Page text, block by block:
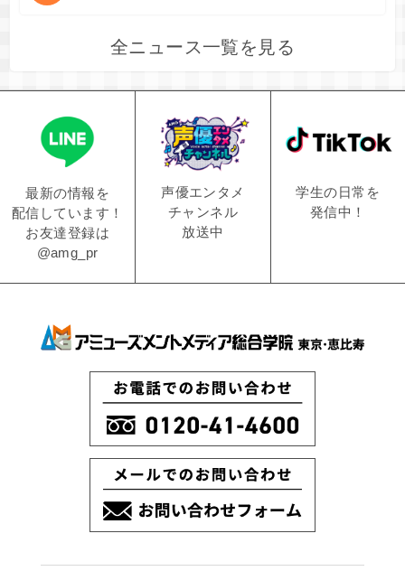
全ニュース一覧を見る
最新の情報を
配信しています！
お友達登録は
@amg_pr
声優エンタメ
チャンネル
放送中
学生の日常を
発信中！